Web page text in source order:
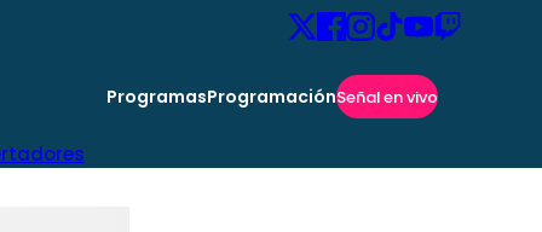
ProgramasProgramaciónSeñal en vivo